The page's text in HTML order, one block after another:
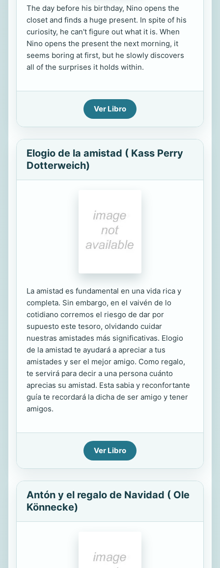
The day before his birthday, Nino opens the
closet and finds a huge present. In spite of his
curiosity, he can't figure out what it is. When
Nino opens the present the next morning, it
seems boring at first, but he slowly discovers
all of the surprises it holds within.
Ver Libro
Elogio de la amistad ( Kass Perry
Dotterweich)
La amistad es fundamental en una vida rica y
completa. Sin embargo, en el vaivén de lo
cotidiano corremos el riesgo de dar por
supuesto este tesoro, olvidando cuidar
nuestras amistades más significativas. Elogio
de la amistad te ayudará a apreciar a tus
amistades y ser el mejor amigo. Como regalo,
te servirá para decir a una persona cuánto
aprecias su amistad. Esta sabia y reconfortante
guía te recordará la dicha de ser amigo y tener
amigos.
Ver Libro
Antón y el regalo de Navidad ( Ole
Könnecke)